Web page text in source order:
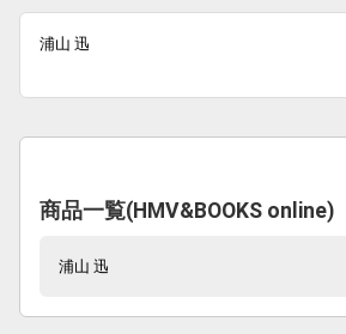
浦山 迅
商品一覧(HMV&BOOKS online)
浦山 迅